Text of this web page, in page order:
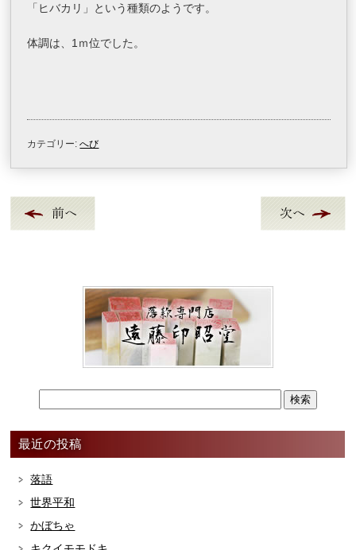
「ヒバカリ」という種類のようです。
体調は、1ｍ位でした。
カテゴリー:へび
最近の投稿
落語
世界平和
かぼちゃ